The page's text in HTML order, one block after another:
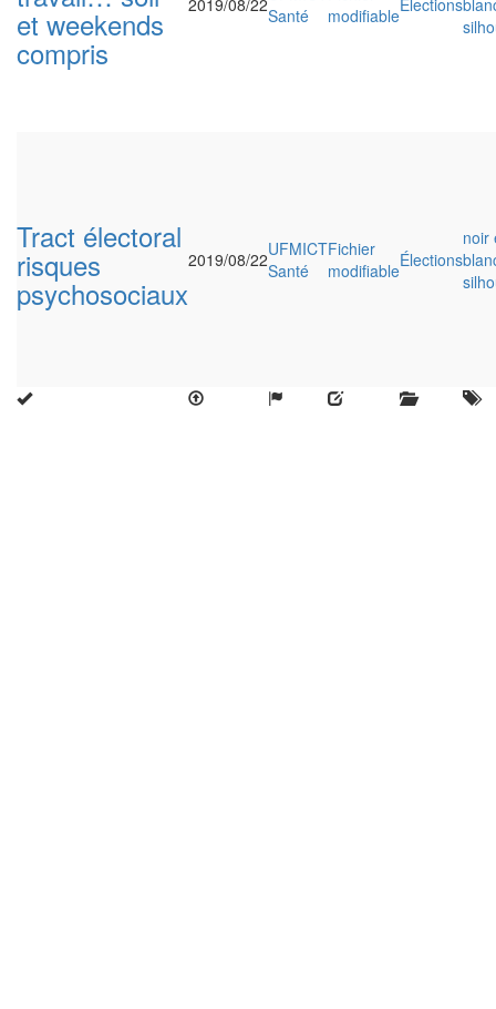
et weekends
compris
2019/08/22Santé
modifiableÉlections
Tract électoral
risques
psychosociaux
2019/08/22UFMICT
Santé
Fichier
modifiableÉlections
noir